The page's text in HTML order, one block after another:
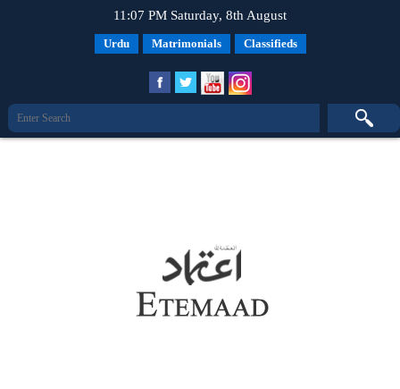
11:07 PM Saturday, 8th August
Urdu Matrimonials Classifieds